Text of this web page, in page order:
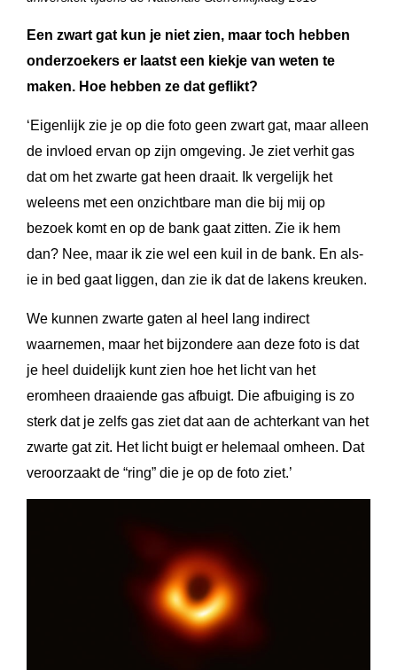
Een zwart gat kun je niet zien, maar toch hebben
onderzoekers er laatst een kiekje van weten te
maken. Hoe hebben ze dat geflikt?
‘Eigenlijk zie je op die foto geen zwart gat, maar alleen
de invloed ervan op zijn omgeving. Je ziet verhit gas
dat om het zwarte gat heen draait. Ik vergelijk het
weleens met een onzichtbare man die bij mij op
bezoek komt en op de bank gaat zitten. Zie ik hem
dan? Nee, maar ik zie wel een kuil in de bank. En als-
ie in bed gaat liggen, dan zie ik dat de lakens kreuken.
We kunnen zwarte gaten al heel lang indirect
waarnemen, maar het bijzondere aan deze foto is dat
je heel duidelijk kunt zien hoe het licht van het
eromheen draaiende gas afbuigt. Die afbuiging is zo
sterk dat je zelfs gas ziet dat aan de achterkant van het
zwarte gat zit. Het licht buigt er helemaal omheen. Dat
veroorzaakt de “ring” die je op de foto ziet.’